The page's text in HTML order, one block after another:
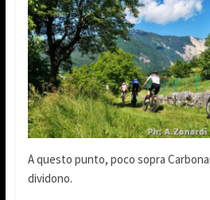
A questo punto, poco sopra
dividono.